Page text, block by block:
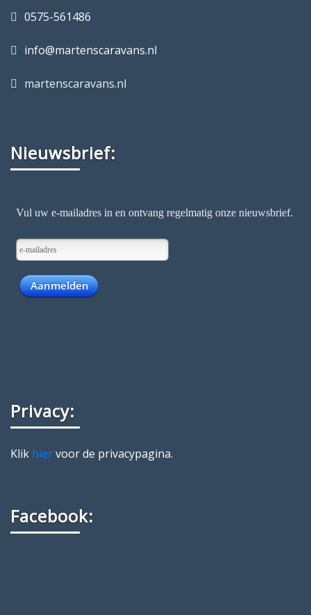
0575-561486
info@martenscaravans.nl
martenscaravans.nl
Nieuwsbrief:
Privacy:
Klik hiervoor de privacypagina.
Facebook: